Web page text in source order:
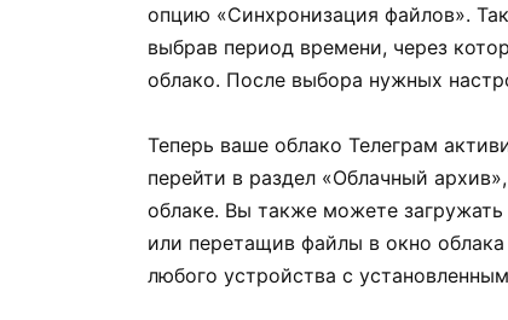
опцию «Синхронизация файлов».
выбрав период времени, через
облако. После выбора нужных
Теперь ваше облако Телеграм
перейти в раздел «Облачный
облаке. Вы также можете
или перетащив файлы в окно
любого устройства с